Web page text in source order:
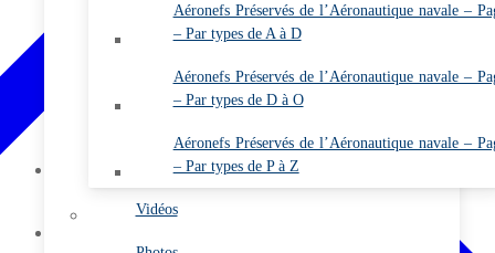
Aéronefs Préservés de l’Aéronautique navale –
– Par types de A à D
Aéronefs Préservés de l’Aéronautique navale –
– Par types de D à O
Aéronefs Préservés de l’Aéronautique navale –
– Par types de P à Z
Vidéos
Vidéos (Membres)
Les Gazettes de l’ARDHAN PDF (Membres)
Annuaire de l’ARDHAN (Membres)
Comptes rendus des A.G.O. (Membres)
Etat des cotisations 2026 (Membres)
Mon compte
Se connecter